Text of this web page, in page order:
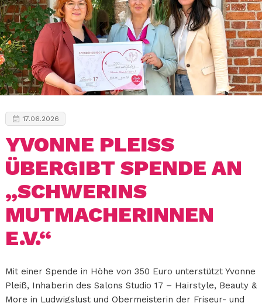
YVONNE PLEISS Ü
BERGIBT SPENDE AN „
SCHWERINS M
UTMACHERINNEN E
.V.“
Mit einer Spende in Höhe von 350 Euro unterstützt Yvonne
Pleiß, Inhaberin des Salons Studio 17 – Hairstyle, Beauty &
More in Ludwigslust und Obermeisterin der Friseur- und
17.06.2026